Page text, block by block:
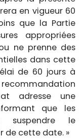
en vigueur 60
que la Partie
appropriées
ne prenne des
dans cette
de 60 jours à
adresse une
que les
suspendre le
de cette date. »